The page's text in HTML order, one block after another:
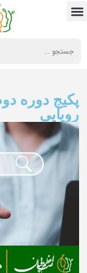
پکیج دوره
رویایی